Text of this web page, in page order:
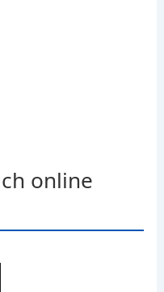
online